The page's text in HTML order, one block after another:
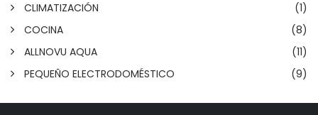
CLIMATIZACIÓN
(1)
COCINA
(8)
ALLNOVU AQUA
(11)
PEQUEÑO ELECTRODOMÉSTICO
(9)